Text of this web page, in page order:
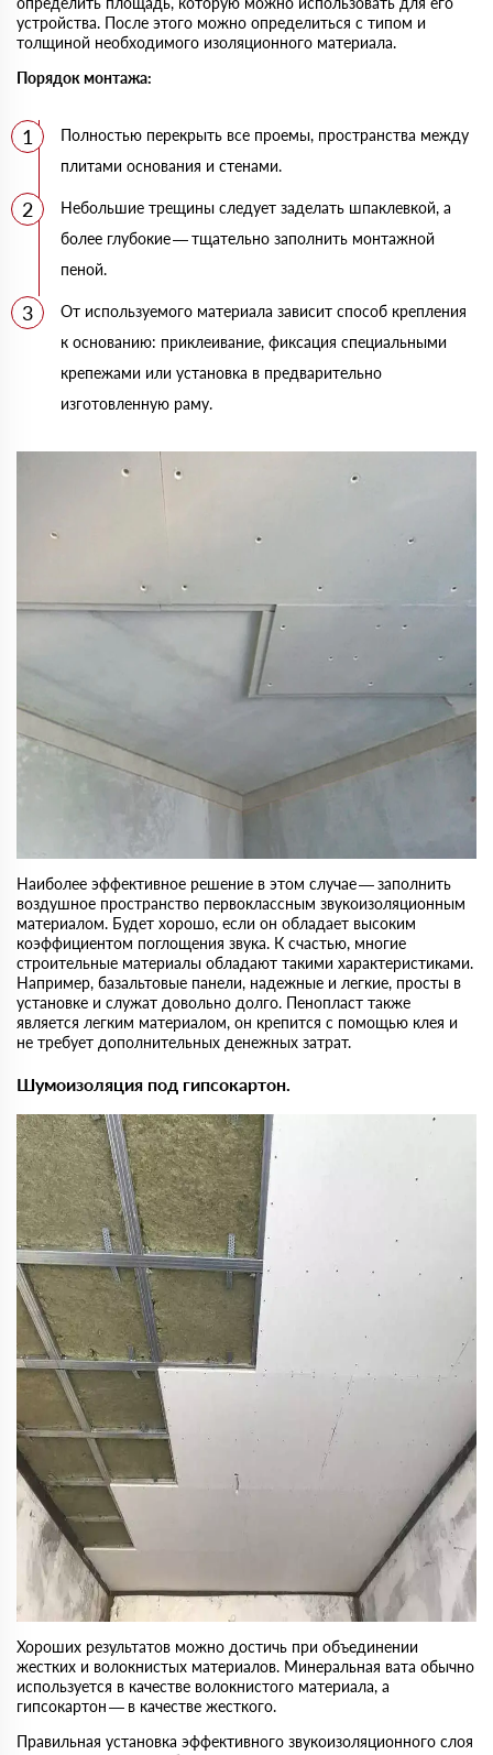
устройства. После этого можно определиться с типом и
толщиной необходимого изоляционного материала.
Порядок монтажа:
Полностью перекрыть все проемы, пространства между
плитами основания и стенами.
Небольшие трещины следует заделать шпаклевкой, а
более глубокие — тщательно заполнить монтажной
пеной.
От используемого материала зависит способ крепления
к основанию: приклеивание, фиксация специальными
крепежами или установка в предварительно
изготовленную раму.
Наиболее эффективное решение в этом случае — заполнить
воздушное пространство первоклассным звукоизоляционным
материалом. Будет хорошо, если он обладает высоким
коэффициентом поглощения звука. К счастью, многие
строительные материалы обладают такими характеристиками.
Например, базальтовые панели, надежные и легкие, просты в
установке и служат довольно долго. Пенопласт также
является легким материалом, он крепится с помощью клея и
не требует дополнительных денежных затрат.
Шумоизоляция под гипсокартон.
Хороших результатов можно достичь при объединении
жестких и волокнистых материалов. Минеральная вата обычно
используется в качестве волокнистого материала, а
гипсокартон — в качестве жесткого.
Правильная установка эффективного звукоизоляционного слоя